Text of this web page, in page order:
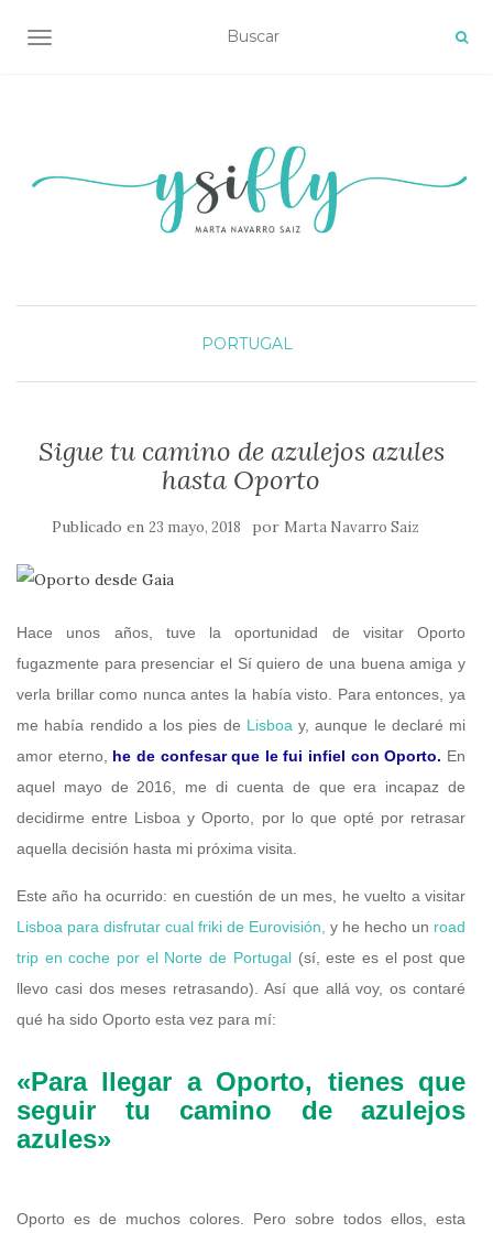
ALTERNAR NAVEGACIÓN
PORTUGAL
Sigue tu camino de azulejos azules
hasta Oporto
Publicado en 23 mayo, 2018 por Marta Navarro Saiz
Hace unos años, tuve la oportunidad de visitar Oporto
fugazmente para presenciar el Sí quiero de una buena amiga y
verla brillar como nunca antes la había visto. Para entonces, ya
me había rendido a los pies de Lisboay, aunque le declaré mi
amor eterno, he de confesar que le fui infiel con Oporto. En
aquel mayo de 2016, me di cuenta de que era incapaz de
decidirme entre Lisboa y Oporto, por lo que opté por retrasar
aquella decisión hasta mi próxima visita.
Este año ha ocurrido: en cuestión de un mes, he vuelto a visitar
Lisboa para disfrutar cual friki de Eurovisión, y he hecho un road
trip en coche por el Norte de Portugal(sí, este es el post que
llevo casi dos meses retrasando). Así que allá voy, os contaré
qué ha sido Oporto esta vez para mí:
«Para llegar a Oporto, tienes que
seguir tu camino de azulejos
azules»
Oporto es de muchos colores. Pero sobre todos ellos, esta